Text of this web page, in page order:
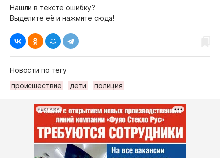
Нашли в тексте ошибку?
Выделите её и нажмите сюда!
Новости по тегу
происшествие
дети полиция
РЕКЛАМА